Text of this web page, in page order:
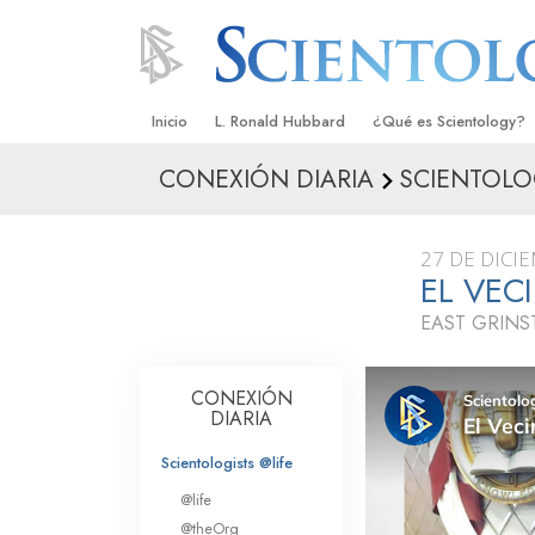
Inicio L. Ronald Hubbard ¿Qué es Scientology?
Creencias y Prácticas
Qué dicen los
Scientology
Dentro de una Iglesia
Los Principios
Una Introducción a
CONEXIÓN DIARIA
27 DE
EL
EAST
CONEXIÓN
DIARIA
Scientologists @life
@life
@theOrg